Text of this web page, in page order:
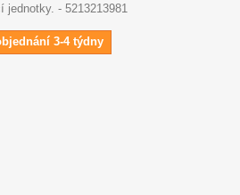
jednotky. - 5213213981
3-4 týdny